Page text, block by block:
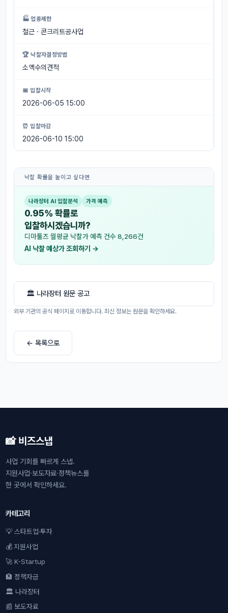
🏭 업종제한
철근ㆍ콘크리트공사업
🏆 낙찰자결정방법
소액수의견적
📅 입찰시작
2026-06-05 15:00
⏰ 입찰마감
2026-06-10 15:00
낙찰 확률을 높이고 싶다면
나라장터 AI 입찰분석 가격 예측
0.95% 확률로
입찰하시겠습니까?
디마툴즈 월평균 낙찰가 예측 건수 8,266건
AI 낙찰 예상가 조회하기 →
🏛 나라장터 원문 공고
외부 기관의 공식 페이지로 이동합니다. 최신 정보는 원문을 확인하세요.
← 목록으로
📸 비즈스냅
사업 기회를 빠르게 스냅.
지원사업·보도자료·정책뉴스를
한 곳에서 확인하세요.
카테고리
💡 스타트업·투자
💰 지원사업
🚀 K-Startup
🏦 정책자금
🏛 나라장터
📰 보도자료